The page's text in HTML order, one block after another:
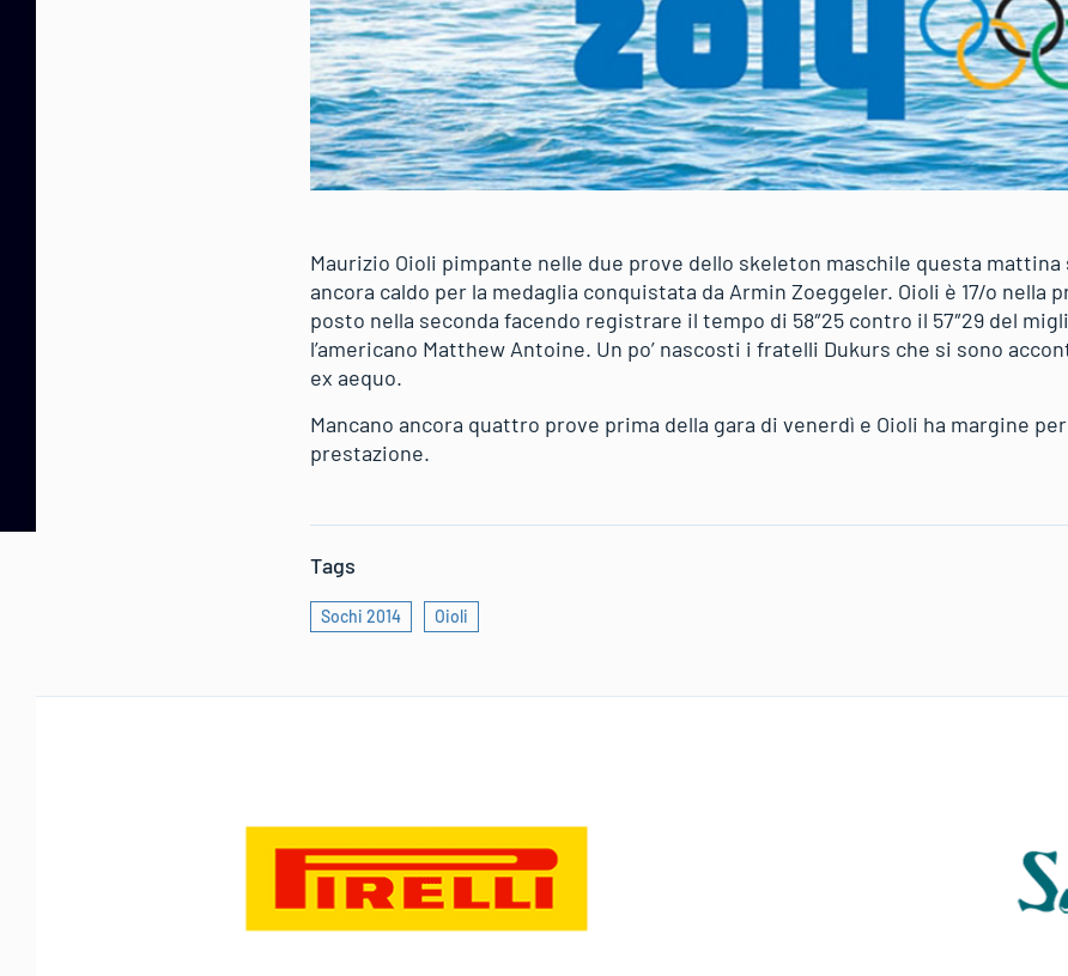
Maurizio Oioli pimpante nelle due prove dello skeleton maschile questa
ancora caldo per la medaglia conquistata da Armin Zoeggeler. Oioli è 17/o nella
posto nella seconda facendo registrare il tempo di 58″25 contro il 57″29 del
l’americano Matthew Antoine. Un po’ nascosti i fratelli Dukurs che si sono
ex aequo.
Mancano ancora quattro prove prima della gara di venerdì e Oioli ha margine
prestazione.
Tags
Sochi 2014 Oioli